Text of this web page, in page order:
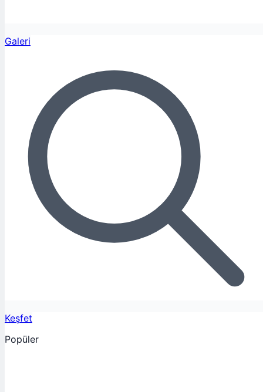
Galeri
Keşfet
Popüler